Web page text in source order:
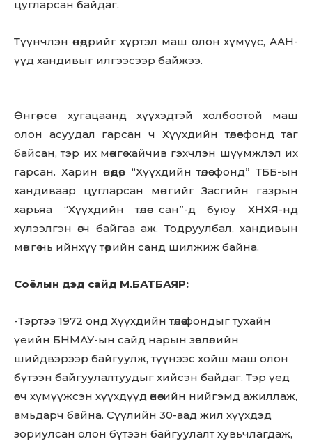
цугларсан байдаг.
Түүнчлэн өнөөдрийг хүртэл маш олон хүмүүс, ААН-
үүд хандивыг илгээсээр байжээ.
Өнгөрсөн хугацаанд хүүхэдтэй холбоотой маш
олон асуудал гарсан ч Хүүхдийн төлөө фонд таг
байсан, тэр их мөнгө хайчив гэхчлэн шүүмжлэл их
гарсан. Харин өнөөдөр “Хүүхдийн төлөө фонд” ТББ-ын
хандиваар цугларсан мөнгийг Засгийн газрын
харьяа “Хүүхдийн төлөө сан”-д буюу ХНХЯ-нд
хүлээлгэн өгч байгаа аж. Тодруулбал, хандивын
мөнгө нь ийнхүү төрийн санд шилжиж байна.
Соёлын дэд сайд М.БАТБАЯР:
-Тэртээ 1972 онд Хүүхдийн төлөө фондыг тухайн
үеийн БНМАУ-ын сайд нарын зөвлөлийн
шийдвэрээр байгуулж, түүнээс хойш маш олон
бүтээн байгуулалтуудыг хийсэн байдаг. Тэр үед
өсч хүмүүжсэн хүүхдүүд өнөөгийн нийгэмд ажиллаж,
амьдарч байна. Сүүлийн 30-аад жил хүүхдэд
зориулсан олон бүтээн байгуулалт хувьчлагдаж,